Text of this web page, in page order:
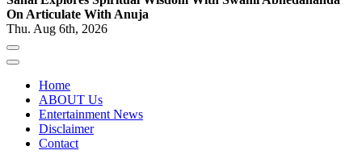
On Articulate With Anuja
Thu. Aug 6th, 2026
Home
ABOUT Us
Entertainment News
Disclaimer
Contact